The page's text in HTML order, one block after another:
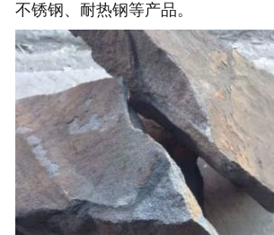
不锈钢、耐热钢等产品。